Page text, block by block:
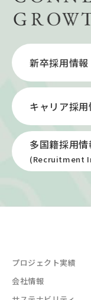
新卒採用情報
キャリア採用
多国籍採用情
(Recruitment
プロジェクト実績
会社情報